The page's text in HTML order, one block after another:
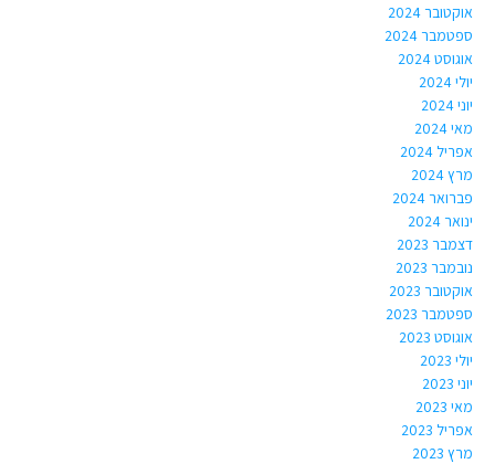
אוקטובר 2024
ספטמבר 2024
אוגוסט 2024
יולי 2024
יוני 2024
מאי 2024
אפריל 2024
מרץ 2024
פברואר 2024
ינואר 2024
דצמבר 2023
נובמבר 2023
אוקטובר 2023
ספטמבר 2023
אוגוסט 2023
יולי 2023
יוני 2023
מאי 2023
אפריל 2023
מרץ 2023